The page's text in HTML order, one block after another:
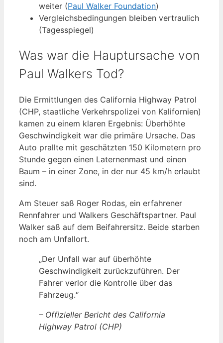
weiter (Paul Walker Foundation)
Vergleichsbedingungen bleiben vertraulich
(Tagesspiegel)
Was war die Hauptursache von
Paul Walkers Tod?
Die Ermittlungen des California Highway Patrol
(CHP, staatliche Verkehrspolizei von Kalifornien)
kamen zu einem klaren Ergebnis: Überhöhte
Geschwindigkeit war die primäre Ursache. Das
Auto prallte mit geschätzten 150 Kilometern pro
Stunde gegen einen Laternenmast und einen
Baum – in einer Zone, in der nur 45 km/h erlaubt
sind.
Am Steuer saß Roger Rodas, ein erfahrener
Rennfahrer und Walkers Geschäftspartner. Paul
Walker saß auf dem Beifahrersitz. Beide starben
noch am Unfallort.
„Der Unfall war auf überhöhte
Geschwindigkeit zurückzuführen. Der
Fahrer verlor die Kontrolle über das
Fahrzeug.“
– Offizieller Bericht des California
Highway Patrol (CHP)